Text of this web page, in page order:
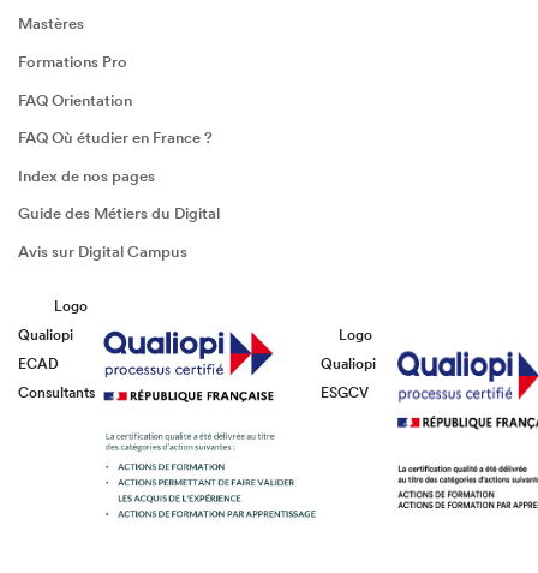
Mastères
Formations Pro
FAQ Orientation
FAQ Où étudier en France ?
Index de nos pages
Guide des Métiers du Digital
Avis sur Digital Campus
Logo
Qualiopi
ECAD
Consultants
Logo
Qualiopi
ESGCV